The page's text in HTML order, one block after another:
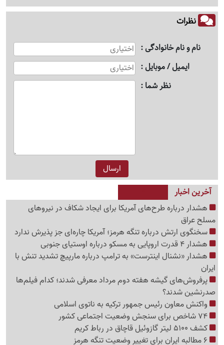
نظرات
نام و نام خانوادگی
ایمیل / موبایل
نظر شما
آخرین اخبار
هشدار درباره طرح‌های آمریکا برای ایجاد شکاف در نیروهای
مسلح عراق
سخنگوی ارتش درباره تنگه هرمز؛ آمریکا چاره‌ای جز پذیرش ندارد
هشدار 4 قدرت اروپایی به مسکو درباره اوستیای جنوبی
هشدار «نشنال اینترست» به ترامپ درباره مارپیچ تشدید تنش با
ایران
پرفروش‌های گیشه هفته دوم مرداد معرفی شدند؛ کدام فیلم‌ها
صدرنشین شدند؟
واکنش معاون رئیس جمهور ترکیه به ناتوی اسلامی
کشف 5100 لیتر گازوئیل قاچاق در رباط کریم